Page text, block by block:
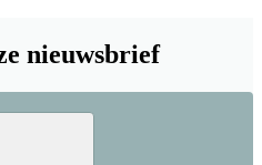
nieuwsbrief